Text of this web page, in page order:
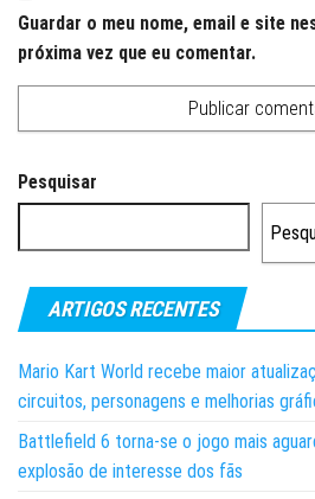
Guardar o meu nome, email e site
próxima vez que eu comentar.
Pesquisar
ARTIGOS RECENTES
Mario Kart World recebe maior
circuitos, personagens e melhorias
Battlefield 6 torna-se o jogo mais
explosão de interesse dos fãs